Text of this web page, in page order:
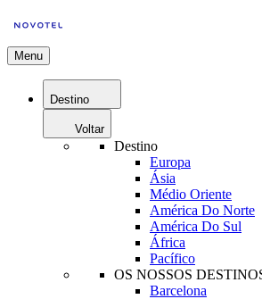
Menu
Destino
Voltar
Destino
Europa
Ásia
Médio Oriente
América Do Norte
América Do Sul
África
Pacífico
OS NOSSOS
Barcelona